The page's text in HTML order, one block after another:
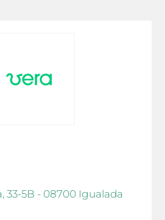
33-5B - 08700 Igualada